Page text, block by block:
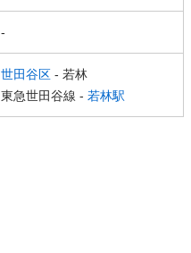
-
世田谷区 - 若林
東急世田谷線 - 若林駅